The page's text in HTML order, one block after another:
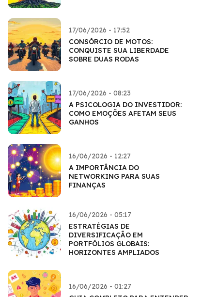
17/06/2026 - 17:52
CONSÓRCIO DE MOTOS:
CONQUISTE SUA LIBERDADE
SOBRE DUAS RODAS
17/06/2026 - 08:23
A PSICOLOGIA DO INVESTIDOR:
COMO EMOÇÕES AFETAM SEUS
GANHOS
16/06/2026 - 12:27
A IMPORTÂNCIA DO
NETWORKING PARA SUAS
FINANÇAS
16/06/2026 - 05:17
ESTRATÉGIAS DE
DIVERSIFICAÇÃO EM
PORTFÓLIOS GLOBAIS:
HORIZONTES AMPLIADOS
16/06/2026 - 01:27